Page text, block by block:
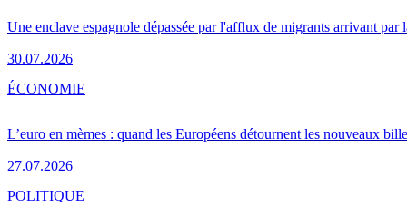
Une enclave espagnole dépassée par l'afflux de migrants arrivant par
30.07.2026
L’euro en mèmes : quand les Européens détournent les nouveaux
27.07.2026
ÉCONOMIE
POLITIQUE